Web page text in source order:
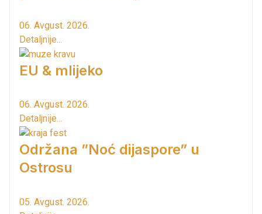
06. Avgust. 2026.
Detaljnije...
EU & mlijeko
06. Avgust. 2026.
Detaljnije...
Održana ”Noć dijaspore” u
Ostrosu
05. Avgust. 2026.